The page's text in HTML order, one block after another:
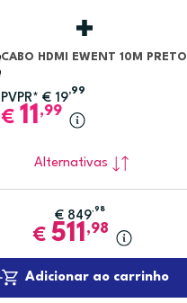
CABO HDMI EWENT 10M PRETO
PVPR* € 19
,99
€ 11 ,99
Alternativas
€ 849 ,98
€ 511 ,98
Adicionar ao carrinho